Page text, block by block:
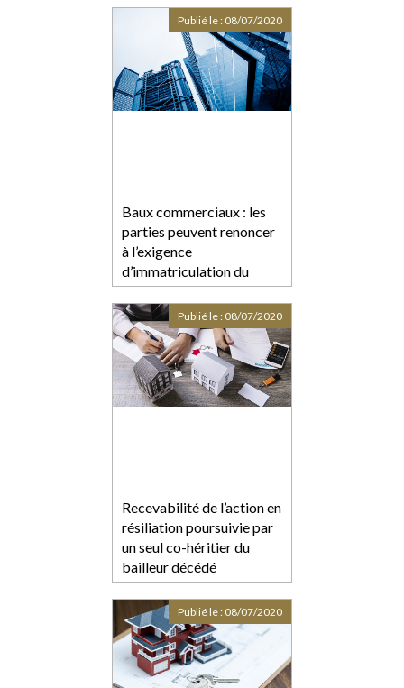
Baux commerciaux : les
parties peuvent renoncer
à l’exigence
d’immatriculation du
locataire au RCS
Publié le : 08/07/2020
Recevabilité de l’action en
résiliation poursuivie par
un seul co-héritier du
bailleur décédé
Publié le : 08/07/2020
Publié le : 08/07/2020